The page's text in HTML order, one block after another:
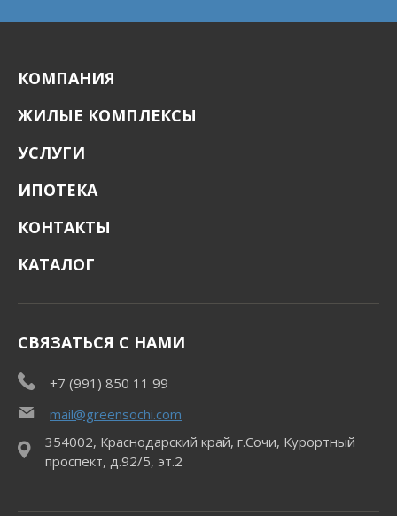
КОМПАНИЯ
ЖИЛЫЕ КОМПЛЕКСЫ
УСЛУГИ
ИПОТЕКА
КОНТАКТЫ
КАТАЛОГ
СВЯЗАТЬСЯ С НАМИ
+7 (991) 850 11 99
mail@greensochi.com
354002, Краснодарский край, г.Сочи, Курортный
проспект, д.92/5, эт.2